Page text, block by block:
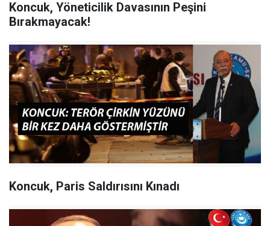
Koncuk, Yöneticilik Davasının Peşini
Bırakmayacak!
Koncuk, Paris Saldırısını Kınadı